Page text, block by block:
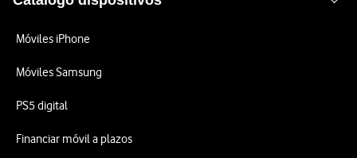
Móviles iPhone
Móviles Samsung
PS5 digital
Financiar móvil a plazos